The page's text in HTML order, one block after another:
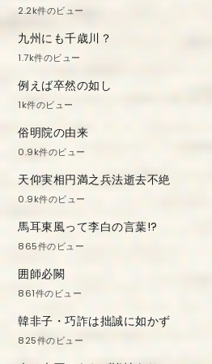
2.2k件のビュー
九州にも千歳川？
1.7k件のビュー
例えば卒然の如し
1k件のビュー
俗明院の由来
0.9k件のビュー
天仰実相円満之兵法逝去不絶
0.9k件のビュー
馬耳東風って李白の言葉!?
865件のビュー
囲師必闕
861件のビュー
韓非子・巧詐は拙誠に如かず
825件のビュー